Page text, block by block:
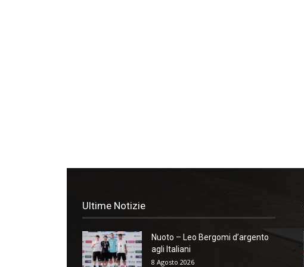
Ultime Notizie
Nuoto – Leo Bergomi d’argento
agli Italiani
8 Agosto 2026